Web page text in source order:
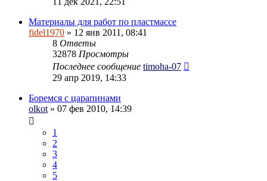
Материалы для работ по пластмассе
fidel1970 » 12 янв 2011, 08:41
8 Ответы
32878 Просмотры
Последнее сообщение timoha-07
29 апр 2019, 14:33
Боремся с царапинами
olkot » 07 фев 2010, 14:39
1
2
3
4
5